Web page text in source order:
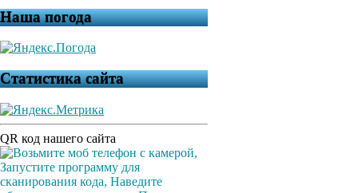
Наша погода
Статистика сайта
QR код нашего сайта